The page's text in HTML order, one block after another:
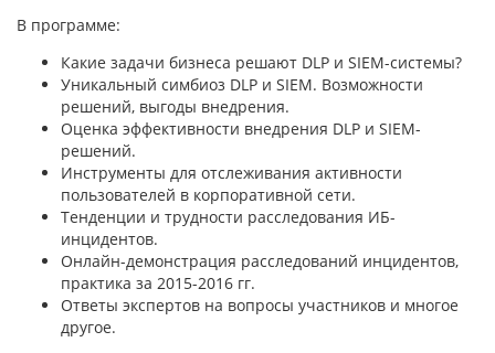
В программе:
Какие задачи бизнеса решают DLP и SIEM-системы?
Уникальный симбиоз DLP и SIEM. Возможности
решений, выгоды внедрения.
Оценка эффективности внедрения DLP и SIEM-
решений.
Инструменты для отслеживания активности
пользователей в корпоративной сети.
Тенденции и трудности расследования ИБ-
инцидентов.
Онлайн-демонстрация расследований инцидентов,
практика за 2015-2016 гг.
Ответы экспертов на вопросы участников и многое
другое.